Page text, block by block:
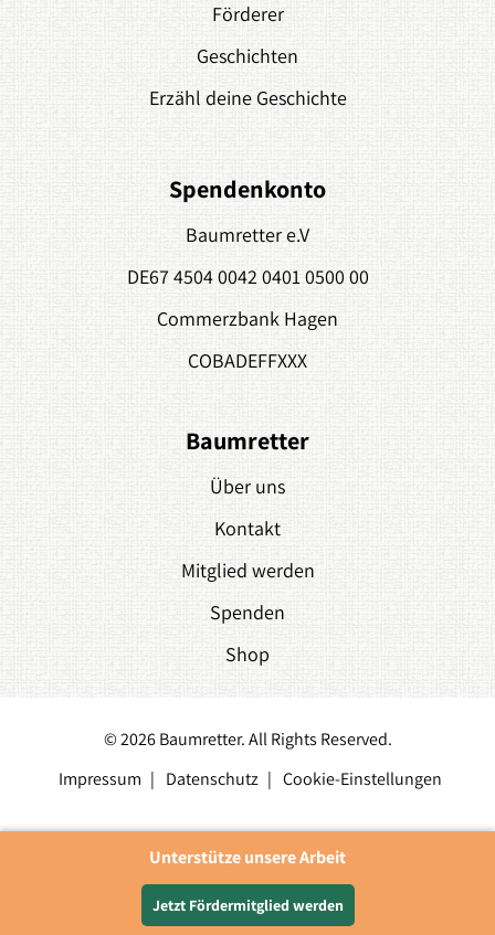
Förderer
Geschichten
Erzähl deine Geschichte
Spendenkonto
Baumretter e.V
DE67 4504 0042 0401 0500 00
Commerzbank Hagen
COBADEFFXXX
Baumretter
Unterstütze unsere Arbeit
Jetzt Fördermitglied werden
Über uns
Kontakt
Mitglied werden
Spenden
Shop
Impressum Datenschutz Cookie-Einstellungen
© 2026 Baumretter. All Rights Reserved.